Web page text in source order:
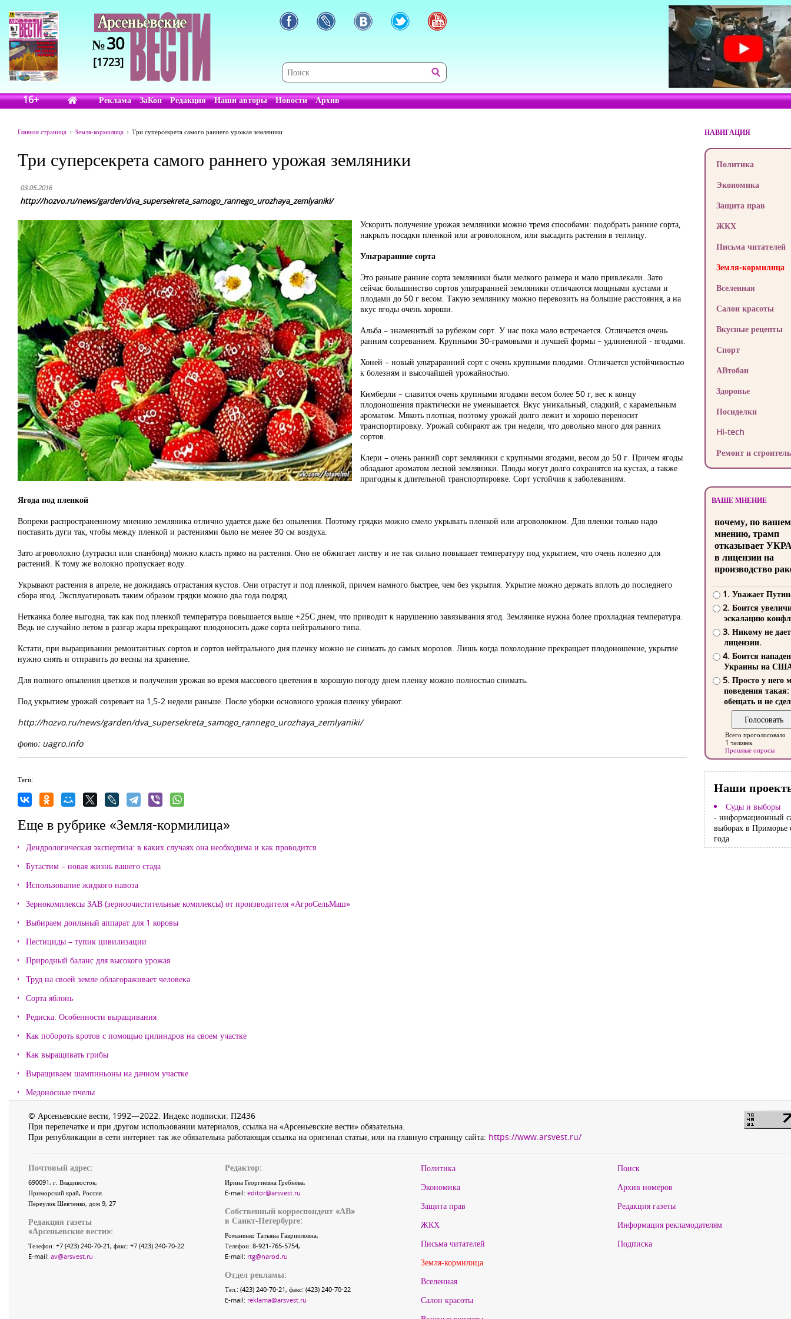
№30
[1723]
16+ Реклама ЗаКон Редакция Наши авторы Новости Архив
Главная страница Земля-кормилица Три суперсекрета самого раннего урожая земляники
Три суперсекрета самого раннего урожая земляники
03.05.2016
http://hozvo.ru/news/garden/dva_supersekreta_samogo_rannego_urozhaya_zemlyaniki/
Ускорить получение урожая земляники можно тремя способами: подобрать ранние сорта,
накрыть посадки пленкой или агроволокном, или высадить растения в теплицу.
Ультраранние сорта
Это раньше ранние сорта земляники были мелкого размера и мало привлекали. Зато
сейчас большинство сортов ультраранней земляники отличаются мощными кустами и
плодами до 50 г весом. Такую землянику можно перевозить на большие расстояния, а на
вкус ягоды очень хороши.
Альба – знаменитый за рубежом сорт. У нас пока мало встречается. Отличается очень
ранним созреванием. Крупными 30-грамовыми и лучшей формы – удлиненной - ягодами.
Хоней – новый ультраранний сорт с очень крупными плодами. Отличается устойчивостью
к болезням и высочайшей урожайностью.
Кимберли – славится очень крупными ягодами весом более 50 г, вес к концу
плодоношения практически не уменьшается. Вкус уникальный, сладкий, с карамельным
ароматом. Мякоть плотная, поэтому урожай долго лежит и хорошо переносит
транспортировку. Урожай собирают аж три недели, что довольно много для ранних
сортов.
Клери – очень ранний сорт земляники с крупными ягодами, весом до 50 г. Причем ягоды
обладают ароматом лесной земляники. Плоды могут долго сохранятся на кустах, а также
пригодны к длительной транспортировке. Сорт устойчив к заболеваниям.
Ягода под пленкой
Вопреки распространенному мнению земляника отлично удается даже без опыления. Поэтому грядки можно смело укрывать пленкой или агроволокном. Для пленки только надо
поставить дуги так, чтобы между пленкой и растениями было не менее 30 см воздуха.
Зато агроволокно (лутрасил или спанбонд) можно класть прямо на растения. Оно не обжигает листву и не так сильно повышает температуру под укрытием, что очень полезно для
растений. К тому же волокно пропускает воду.
Укрывают растения в апреле, не дожидаясь отрастания кустов. Они отрастут и под пленкой, причем намного быстрее, чем без укрытия. Укрытие можно держать вплоть до последнего
сбора ягод. Эксплуатировать таким образом грядки можно два года подряд.
Нетканка более выгодна, так как под пленкой температура повышается выше +25С днем, что приводит к нарушению завязывания ягод. Землянике нужна более прохладная температура.
Ведь не случайно летом в разгар жары прекращают плодоносить даже сорта нейтрального типа.
Кстати, при выращивании ремонтантных сортов и сортов нейтрального дня пленку можно не снимать до самых морозов. Лишь когда похолодание прекращает плодоношение, укрытие
нужно снять и отправить до весны на хранение.
Для полного опыления цветков и получения урожая во время массового цветения в хорошую погоду днем пленку можно полностью снимать.
Под укрытием урожай созревает на 1,5-2 недели раньше. После уборки основного урожая пленку убирают.
http://hozvo.ru/news/garden/dva_supersekreta_samogo_rannego_urozhaya_zemlyaniki/
фото: uagro.info
Теги:
Еще в рубрике «Земля-кормилица»
Дендрологическая экспертиза: в каких случаях она необходима и как проводится
Бутастим – новая жизнь вашего стада
Использование жидкого навоза
Зернокомплексы ЗАВ (зерноочистительные комплексы) от производителя «АгроСельМаш»
Выбираем доильный аппарат для 1 коровы
Пестициды – тупик цивилизации
Природный баланс для высокого урожая
Труд на своей земле облагораживает человека
Сорта яблонь
Редиска. Особенности выращивания
Как побороть кротов с помощью цилиндров на своем участке
Как выращивать грибы
Выращиваем шампиньоны на дачном участке
Медоносные пчелы
НАВИГАЦИЯ
Политика
Экономика
Защита прав
ЖКХ
Письма читателей
Земля-кормилица
Вселенная
Салон красоты
Вкусные рецепты
Спорт
АВтобан
Здоровье
Посиделки
Hi-tech
Ремонт и
ВАШЕ МНЕНИЕ
почему, по
мнению, трамп
отказывает
в лицензии на
производство
1. Уважает
2. Боится
эскалацию
3. Никому не
лицензии.
4. Боится
Украины на
5. Просто у него
поведения такая:
обещать и не
Всего проголосовало
1 человек
Прошлые опросы
Наши
Суды и выборы
- информационный
выборах в Приморье
года
© Арсеньевские вести, 1992—2022. Индекс подписки: П2436
При перепечатке и при другом использовании материалов, ссылка на «Арсеньевские вести» обязательна.
При републикации в сети интернет так же обязательна работающая ссылка на оригинал статьи, или на главную страницу сайта: https://www.arsvest.ru/
Почтовый адрес:
690091, г. Владивосток,
Приморский край, Россия.
Переулок Шевченко, дом 9, 27
Редакция газеты
«Арсеньевские вести»:
Телефон: +7 (423) 240-70-21, факс: +7 (423) 240-70-22
E-mail: av@arsvest.ru
Редактор:
Ирина Георгиевна Гребнёва,
E-mail: editor@arsvest.ru
Собственный корреспондент «АВ»
в Санкт-Петербурге:
Романенко Татьяна Гаврииловна,
Телефон: 8-921-765-5754,
E-mail: rtg@narod.ru
Отдел рекламы:
Тел.: (423) 240-70-21, факс: (423) 240-70-22
E-mail: reklama@arsvest.ru
Политика
Экономика
Защита прав
ЖКХ
Письма читателей
Земля-кормилица
Вселенная
Салон красоты
Поиск
Архив номеров
Редакция газеты
Информация рекламодателям
Подписка